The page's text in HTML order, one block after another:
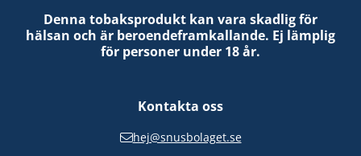
Denna tobaksprodukt kan vara skadlig för
hälsan och är beroendeframkallande. Ej lämplig
för personer under 18 år.
Kontakta oss
hej@snusbolaget.se